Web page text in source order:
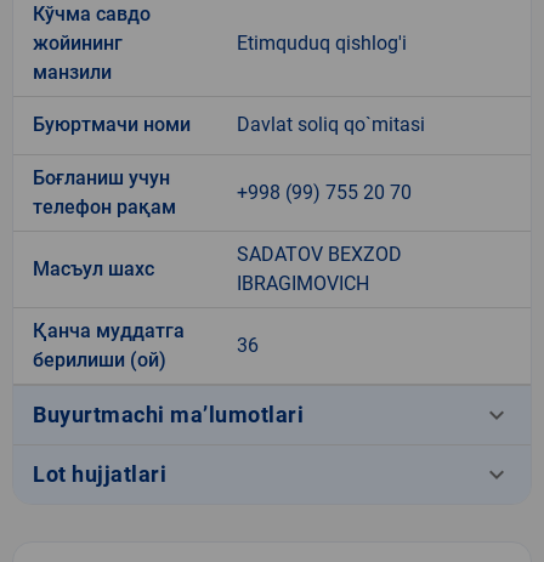
Кўчма савдо
жойининг
манзили
Etimquduq qishlog'i
Буюртмачи номи Davlat soliq qo`mitasi
Боғланиш учун
телефон рақам
+998 (99) 755 20 70
Масъул шахс
SADATOV BEXZOD
IBRAGIMOVICH
Қанча муддатга
берилиши (ой)
36
Buyurtmachi ma’lumotlari keyboard_arrow_down
Lot hujjatlari keyboard_arrow_down